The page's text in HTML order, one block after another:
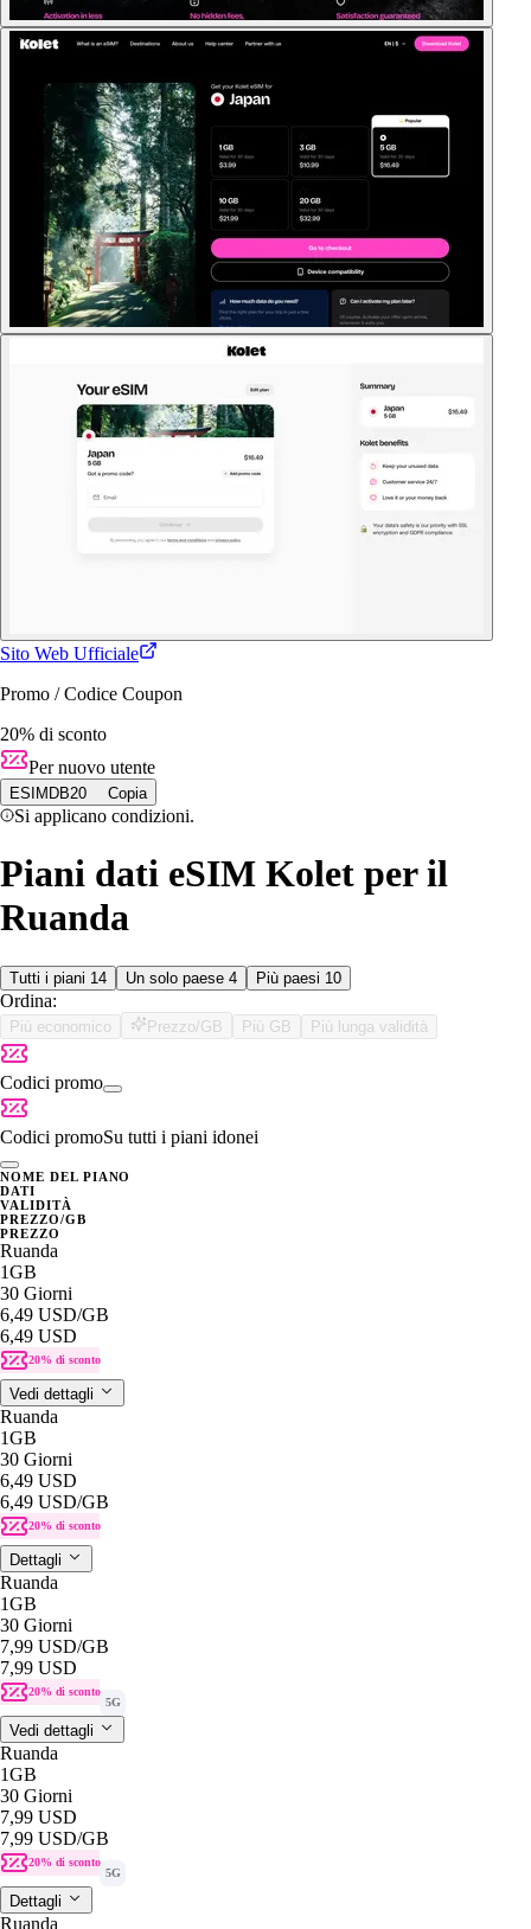
Sito Web Ufficiale
Promo / Codice Coupon
20% di sconto
Per nuovo utente
ESIMDB20 Copia
Si applicano condizioni.
Piani dati eSIM Kolet per il
Ruanda
Tutti i piani 14 Un solo paese 4 Più paesi 10
Ordina:
Più economico Prezzo/GB Più GB Più lunga validità
Codici promo
Codici promoSu tutti i piani idonei
NOME DEL PIANO
DATI
VALIDITÀ
PREZZO/GB
PREZZO
Ruanda
1GB
30 Giorni
6,49 USD/GB
6,49 USD
20% di sconto
Vedi dettagli
Ruanda
1GB
30 Giorni
6,49 USD
6,49 USD/GB
20% di sconto
Dettagli
Ruanda
1GB
30 Giorni
7,99 USD/GB
7,99 USD
20% di sconto
5G
Vedi dettagli
Ruanda
1GB
30 Giorni
7,99 USD
7,99 USD/GB
20% di sconto
5G
Dettagli
Ruanda